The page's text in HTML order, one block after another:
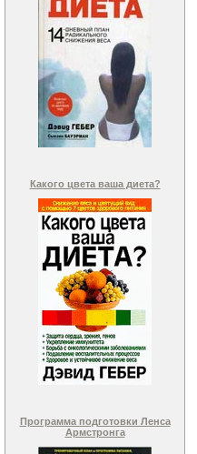
Какого цвета ваша диета?
Программа подготовки Ленса
Армстронга